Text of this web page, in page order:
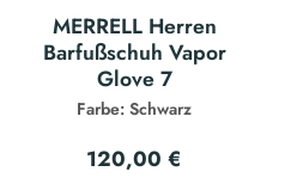
MERRELL Herren
Barfußschuh Vapor
Glove 7
Farbe: Schwarz
120,00 €